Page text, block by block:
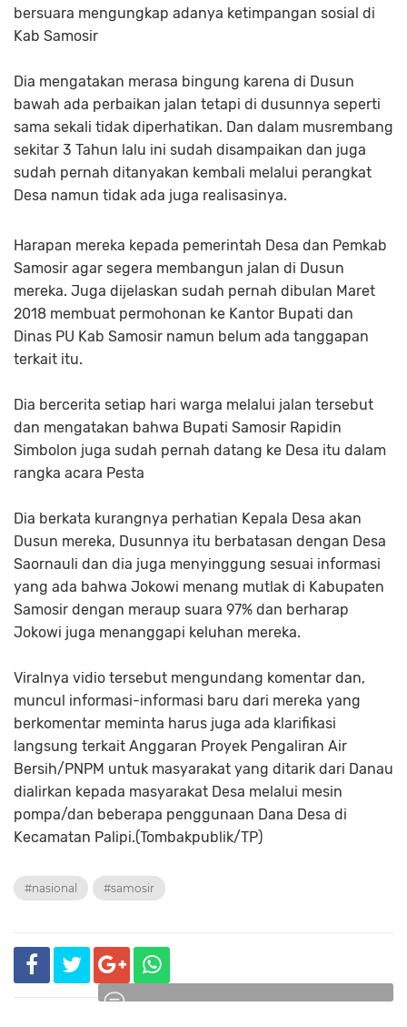
bersuara mengungkap adanya ketimpangan sosial di
Kab Samosir
Dia mengatakan merasa bingung karena di Dusun
bawah ada perbaikan jalan tetapi di dusunnya seperti
sama sekali tidak diperhatikan. Dan dalam musrembang
sekitar 3 Tahun lalu ini sudah disampaikan dan juga
sudah pernah ditanyakan kembali melalui perangkat
Desa namun tidak ada juga realisasinya.
Harapan mereka kepada pemerintah Desa dan Pemkab
Samosir agar segera membangun jalan di Dusun
mereka. Juga dijelaskan sudah pernah dibulan Maret
2018 membuat permohonan ke Kantor Bupati dan
Dinas PU Kab Samosir namun belum ada tanggapan
terkait itu.
Dia bercerita setiap hari warga melalui jalan tersebut
dan mengatakan bahwa Bupati Samosir Rapidin
Simbolon juga sudah pernah datang ke Desa itu dalam
rangka acara Pesta
Dia berkata kurangnya perhatian Kepala Desa akan
Dusun mereka, Dusunnya itu berbatasan dengan Desa
Saornauli dan dia juga menyinggung sesuai informasi
yang ada bahwa Jokowi menang mutlak di Kabupaten
Samosir dengan meraup suara 97% dan berharap
Jokowi juga menanggapi keluhan mereka.
Viralnya vidio tersebut mengundang komentar dan,
muncul informasi-informasi baru dari mereka yang
berkomentar meminta harus juga ada klarifikasi
langsung terkait Anggaran Proyek Pengaliran Air
Bersih/PNPM untuk masyarakat yang ditarik dari Danau
dialirkan kepada masyarakat Desa melalui mesin
pompa/dan beberapa penggunaan Dana Desa di
Kecamatan Palipi.(Tombakpublik/TP)
#nasional #samosir